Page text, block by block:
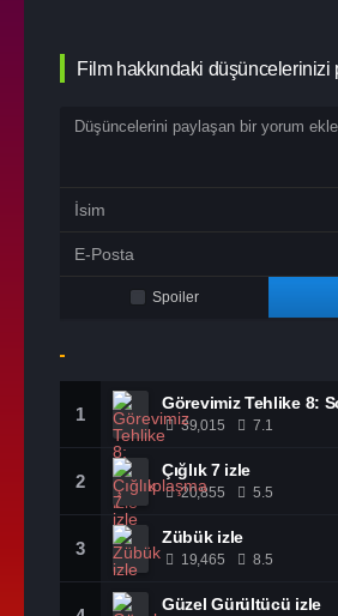
Film hakkındaki düşüncelerinizi
Spoiler
1
39,015 7.1
2
Çığlık 7 izle
20,855 5.5
3
Zübük izle
19,465 8.5
Güzel Gürültücü izle